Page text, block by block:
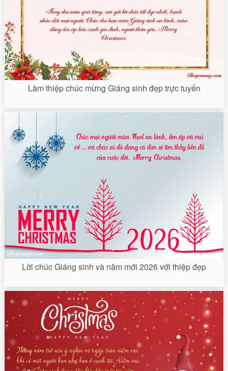
Làm thiệp chúc mừng Giáng sinh đẹp trực tuyến
Lời chúc Giáng sinh và năm mới 2026 với thiệp đẹp